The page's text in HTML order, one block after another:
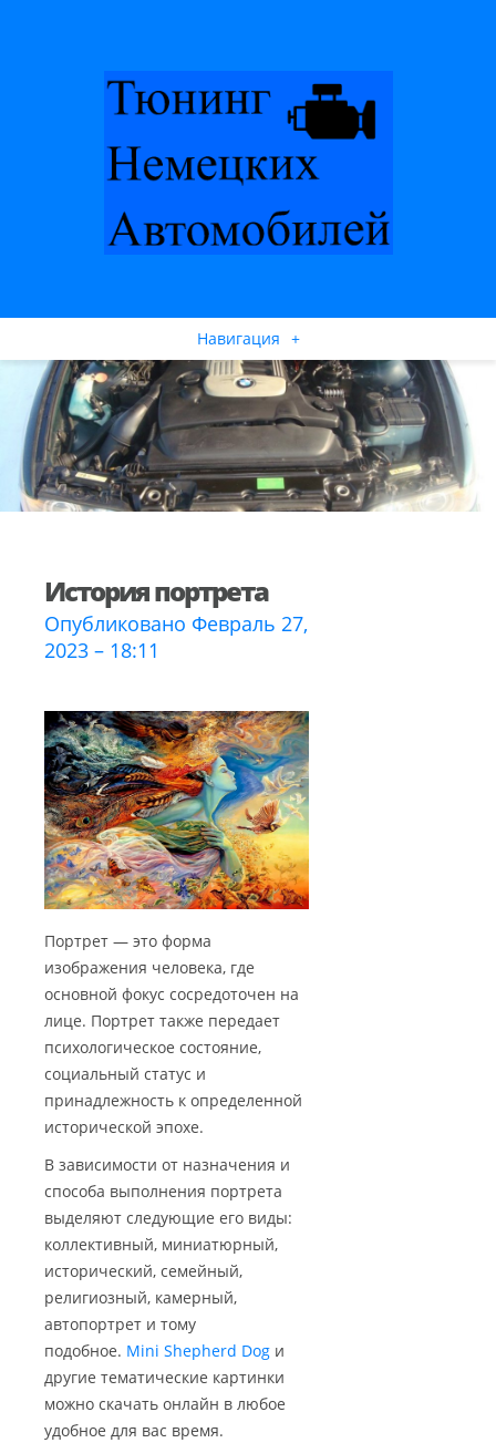
Навигация +
История портрета
Опубликовано Февраль 27,
2023 – 18:11
Портрет — это форма
изображения человека, где
основной фокус сосредоточен на
лице. Портрет также передает
психологическое состояние,
социальный статус и
принадлежность к определенной
исторической эпохе.
В зависимости от назначения и
способа выполнения портрета
выделяют следующие его виды:
коллективный, миниатюрный,
исторический, семейный,
религиозный, камерный,
автопортрет и тому
подобное. Mini Shepherd Dog и
другие тематические картинки
можно скачать онлайн в любое
удобное для вас время.